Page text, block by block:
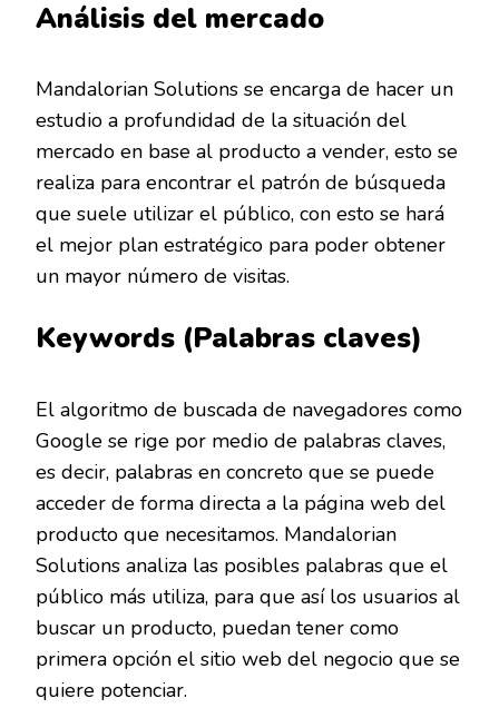
Análisis del mercado
Mandalorian Solutions se encarga de hacer un
estudio a profundidad de la situación del
mercado en base al producto a vender, esto se
realiza para encontrar el patrón de búsqueda
que suele utilizar el público, con esto se hará
el mejor plan estratégico para poder obtener
un mayor número de visitas.
Keywords (Palabras claves)
El algoritmo de buscada de navegadores como
Google se rige por medio de palabras claves,
es decir, palabras en concreto que se puede
acceder de forma directa a la página web del
producto que necesitamos. Mandalorian
Solutions analiza las posibles palabras que el
público más utiliza, para que así los usuarios al
buscar un producto, puedan tener como
primera opción el sitio web del negocio que se
quiere potenciar.